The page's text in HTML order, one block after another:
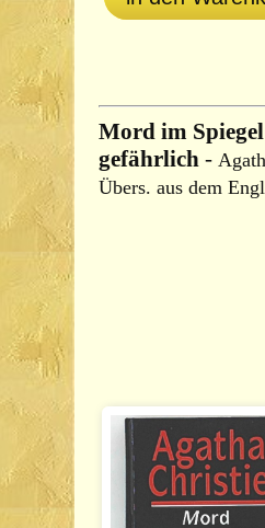
Mord im
gefährlich -
Übers. aus dem